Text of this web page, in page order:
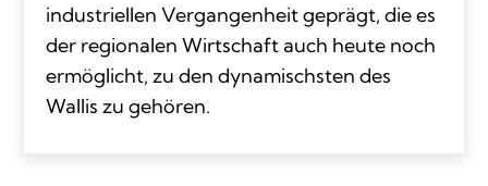
industriellen Vergangenheit geprägt, die es
der regionalen Wirtschaft auch heute noch
ermöglicht, zu den dynamischsten des
Wallis zu gehören.